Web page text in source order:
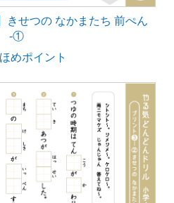
きせつの なかまたち 前ぺん
‐①
めポイント